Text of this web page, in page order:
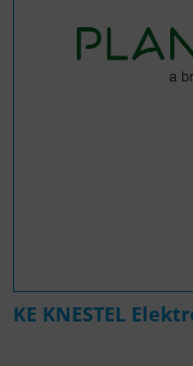
KE KNESTEL